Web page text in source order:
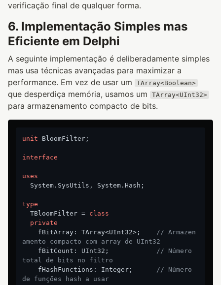
verificação final de qualquer forma.
6. Implementação Simples mas
Eficiente em Delphi
A seguinte implementação é deliberadamente simples
mas usa técnicas avançadas para maximizar a
performance. Em vez de usar um
TArray<Boolean>
que desperdiça memória, usamos um TArray<UInt32>
para armazenamento compacto de bits.
unit BloomFilter;
interface
uses
type
  TBloomFilter =
class
private
    fBitArray: TArray<UInt32>;
// Armazen
amento compacto com array de UInt32
    fBitCount: UInt32;
// Número
total de bits no filtro
    fHashFunctions: Integer;
// Número
de funções hash a usar